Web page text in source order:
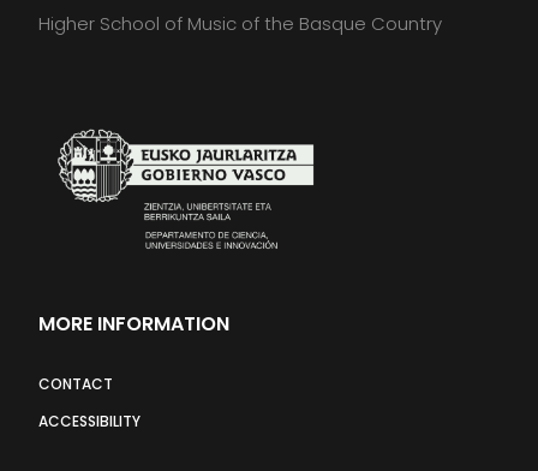
Higher School of Music of the Basque Country
MORE INFORMATION
CONTACT
ACCESSIBILITY